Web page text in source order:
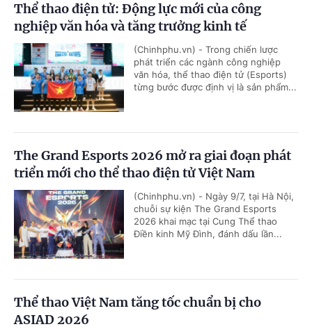
Thể thao điện tử: Động lực mới của công
nghiệp văn hóa và tăng trưởng kinh tế
(Chinhphu.vn) - Trong chiến lược
phát triển các ngành công nghiệp
văn hóa, thể thao điện tử (Esports)
từng bước được định vị là sản phẩm...
The Grand Esports 2026 mở ra giai đoạn phát
triển mới cho thể thao điện tử Việt Nam
(Chinhphu.vn) - Ngày 9/7, tại Hà Nội,
chuỗi sự kiện The Grand Esports
2026 khai mạc tại Cung Thể thao
Điền kinh Mỹ Đình, đánh dấu lần...
Thể thao Việt Nam tăng tốc chuẩn bị cho
ASIAD 2026